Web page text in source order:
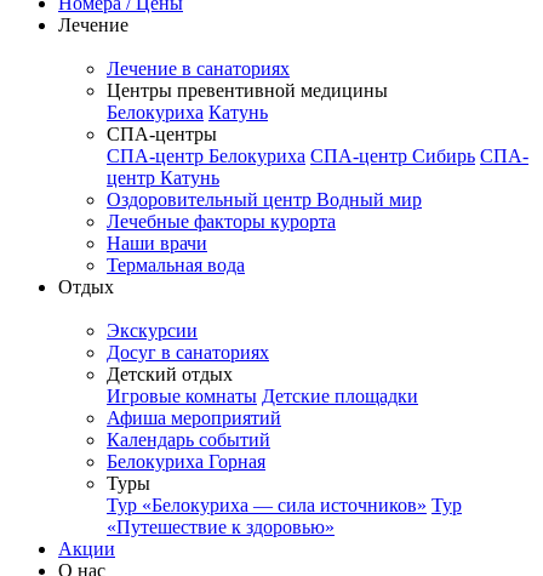
Лечение
Лечение в санаториях
Центры превентивной медицины
Белокуриха Катунь
СПА-центры
СПА-центр Белокуриха СПА-центр Сибирь СПА-
центр Катунь
Оздоровительный центр Водный мир
Лечебные факторы курорта
Наши врачи
Термальная вода
Отдых
Экскурсии
Досуг в санаториях
Детский отдых
Игровые комнаты Детские площадки
Афиша мероприятий
Календарь событий
Белокуриха Горная
Туры
Тур «Белокуриха — сила источников» Тур
«Путешествие к здоровью»
Акции
О нас